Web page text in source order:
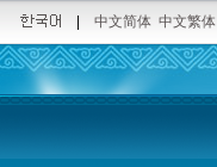
中文简体 中文繁体